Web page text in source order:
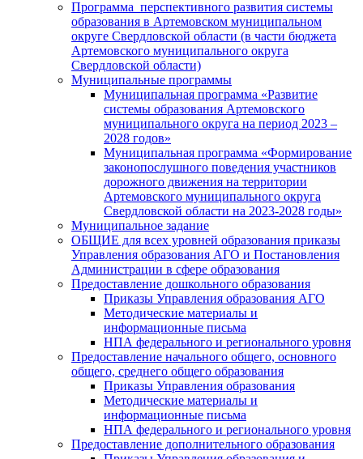
Программа перспективного развития системы
образования в Артемовском муниципальном
округе Свердловской области (в части бюджета
Артемовского муниципального округа
Свердловской области)
Муниципальные программы
Муниципальная программа «Развитие
системы образования Артемовского
муниципального округа на период 2023 –
2028 годов»
Муниципальная программа «Формирование
законопослушного поведения участников
дорожного движения на территории
Артемовского муниципального округа
Свердловской области на 2023-2028 годы»
Муниципальное задание
ОБЩИЕ для всех уровней образования приказы
Управления образования АГО и Постановления
Администрации в сфере образования
Предоставление дошкольного образования
Приказы Управления образования АГО
Методические материалы и
информационные письма
НПА федерального и регионального уровня
Предоставление начального общего, основного
общего, среднего общего образования
Приказы Управления образования
Методические материалы и
информационные письма
НПА федерального и регионального уровня
Предоставление дополнительного образования